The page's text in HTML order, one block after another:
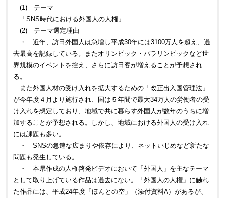
(1) テーマ
「SNS時代における外国人の人権」
(2) テーマ選定理由
・ 近年、訪日外国人は急増し平成30年には3100万人を超え、過
去最高を記録している。またオリンピック・パラリンピックなど世
界規模のイベントを控え、さらに訪日客が増えることが予想され
る。
また外国人材の受け入れを拡大するための「改正出入国管理法」
が今年度４月より施行され、国は５年間で最大34万人の労働者の受
け入れを想定しており、地域で共に暮らす外国人が数年のうちに増
加することが予想される。しかし、地域における外国人の受け入れ
には課題も多い。
・ SNSの急速な広まりや依存により、ネットいじめなど新たな
問題も発生している。
・ 本県作成の人権啓発ビデオにおいて「外国人」を主なテーマ
として取り上げている作品は過去にない。「外国人の人権」に触れ
た作品には、平成24年度「ほんとの空」（添付資料A）があるが、